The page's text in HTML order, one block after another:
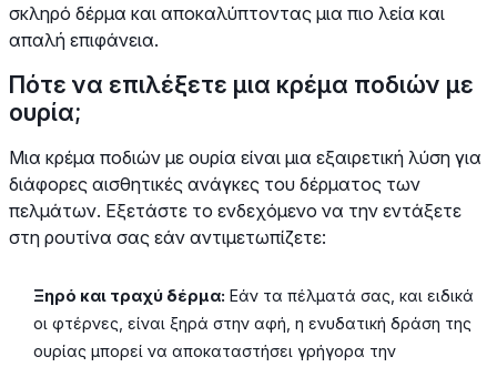
σκληρό δέρμα και αποκαλύπτοντας μια πιο λεία και
απαλή επιφάνεια.
Πότε να επιλέξετε μια κρέμα ποδιών με
ουρία;
Μια κρέμα ποδιών με ουρία είναι μια εξαιρετική λύση για
διάφορες αισθητικές ανάγκες του δέρματος των
πελμάτων. Εξετάστε το ενδεχόμενο να την εντάξετε
στη ρουτίνα σας εάν αντιμετωπίζετε:
Ξηρό και τραχύ δέρμα: Εάν τα πέλματά σας, και ειδικά
οι φτέρνες, είναι ξηρά στην αφή, η ενυδατική δράση της
ουρίας μπορεί να αποκαταστήσει γρήγορα την